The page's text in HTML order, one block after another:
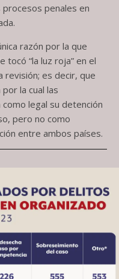
penales en
razón por la que
tocó “la luz roja” en el
revisión; es decir, que
la cual las
legal su detención
pero no como
entre ambos países.